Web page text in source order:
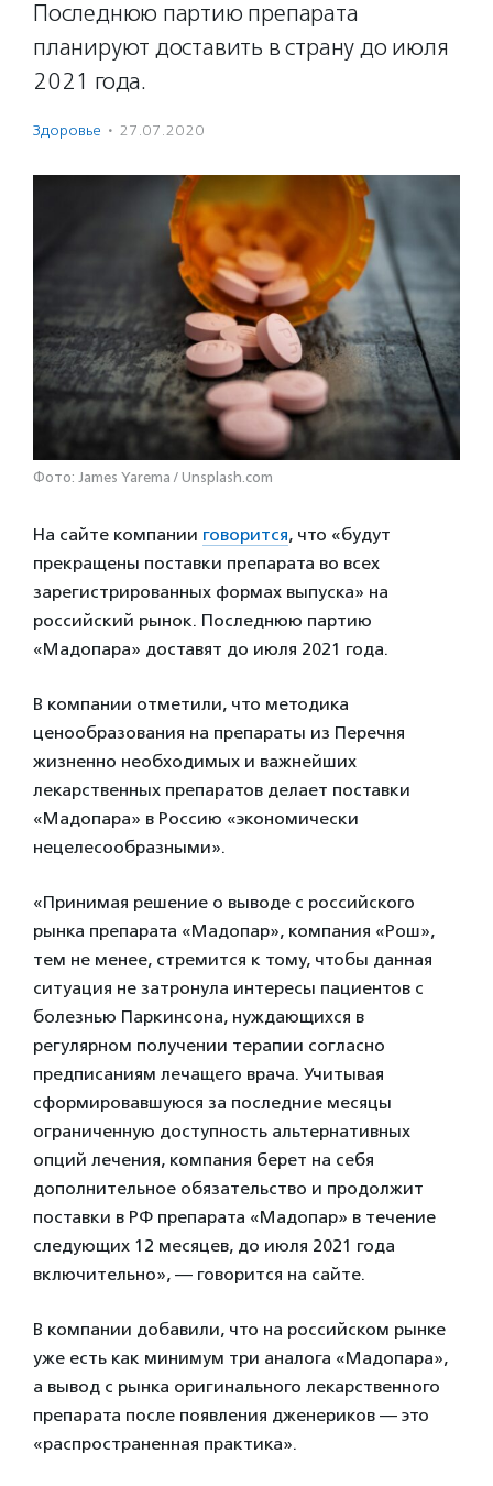
Последнюю партию препарата
планируют доставить в страну до июля
2021 года.
Здоровье · 27.07.2020
Фото: James Yarema / Unsplash.com
На сайте компании говорится, что «будут
прекращены поставки препарата во всех
зарегистрированных формах выпуска» на
российский рынок. Последнюю партию
«Мадопара» доставят до июля 2021 года.
В компании отметили, что методика
ценообразования на препараты из Перечня
жизненно необходимых и важнейших
лекарственных препаратов делает поставки
«Мадопара» в Россию «экономически
нецелесообразными».
«Принимая решение о выводе с российского
рынка препарата «Мадопар», компания «Рош»,
тем не менее, стремится к тому, чтобы данная
ситуация не затронула интересы пациентов с
болезнью Паркинсона, нуждающихся в
регулярном получении терапии согласно
предписаниям лечащего врача. Учитывая
сформировавшуюся за последние месяцы
ограниченную доступность альтернативных
опций лечения, компания берет на себя
дополнительное обязательство и продолжит
поставки в РФ препарата «Мадопар» в течение
следующих 12 месяцев, до июля 2021 года
включительно», — говорится на сайте.
В компании добавили, что на российском рынке
уже есть как минимум три аналога «Мадопара»,
а вывод с рынка оригинального лекарственного
препарата после появления дженериков — это
«распространенная практика».